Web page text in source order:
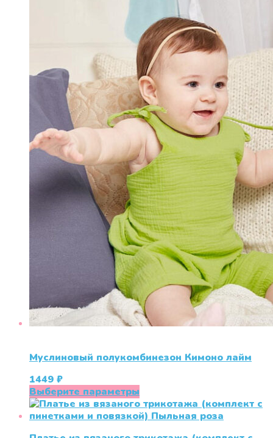
имеет
несколько
вариаций.
Опции
можно
выбрать
на
странице
товара.
Муслиновый полукомбинезон Кимоно лайм
1449 ₽
Выберите параметры
товар
имеет